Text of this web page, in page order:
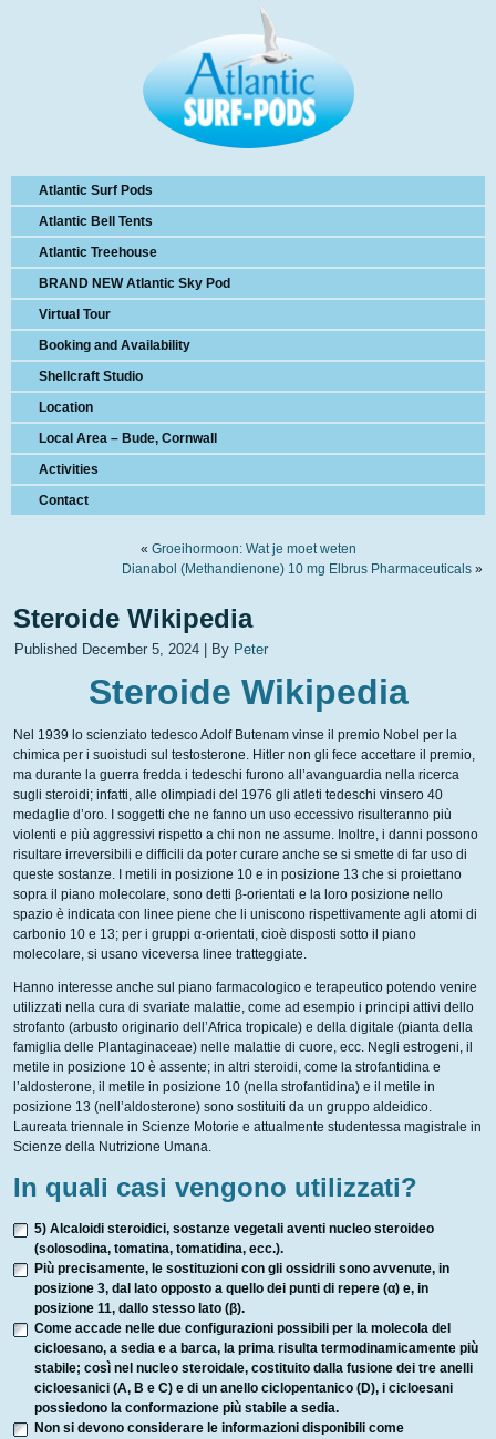
Atlantic Surf Pods
Atlantic Bell Tents
Atlantic Treehouse
BRAND NEW Atlantic Sky Pod
Virtual Tour
Booking and Availability
Shellcraft Studio
Location
Local Area – Bude, Cornwall
Activities
Contact
« Groeihormoon: Wat je moet weten
Dianabol (Methandienone) 10 mg Elbrus Pharmaceuticals »
Steroide Wikipedia
Published December 5, 2024 By Peter
Steroide Wikipedia
Nel 1939 lo scienziato tedesco Adolf Butenam vinse il premio Nobel per la
chimica per i suoistudi sul testosterone. Hitler non gli fece accettare il premio,
ma durante la guerra fredda i tedeschi furono all’avanguardia nella ricerca
sugli steroidi; infatti, alle olimpiadi del 1976 gli atleti tedeschi vinsero 40
medaglie d’oro. I soggetti che ne fanno un uso eccessivo risulteranno più
violenti e più aggressivi rispetto a chi non ne assume. Inoltre, i danni possono
risultare irreversibili e difficili da poter curare anche se si smette di far uso di
queste sostanze. I metili in posizione 10 e in posizione 13 che si proiettano
sopra il piano molecolare, sono detti β-orientati e la loro posizione nello
spazio è indicata con linee piene che li uniscono rispettivamente agli atomi di
carbonio 10 e 13; per i gruppi α-orientati, cioè disposti sotto il piano
molecolare, si usano viceversa linee tratteggiate.
Hanno interesse anche sul piano farmacologico e terapeutico potendo venire
utilizzati nella cura di svariate malattie, come ad esempio i principi attivi dello
strofanto (arbusto originario dell’Africa tropicale) e della digitale (pianta della
famiglia delle Plantaginaceae) nelle malattie di cuore, ecc. Negli estrogeni, il
metile in posizione 10 è assente; in altri steroidi, come la strofantidina e
l’aldosterone, il metile in posizione 10 (nella strofantidina) e il metile in
posizione 13 (nell’aldosterone) sono sostituiti da un gruppo aldeidico.
Laureata triennale in Scienze Motorie e attualmente studentessa magistrale in
Scienze della Nutrizione Umana.
In quali casi vengono utilizzati?
5) Alcaloidi steroidici, sostanze vegetali aventi nucleo steroideo
(solosodina, tomatina, tomatidina, ecc.).
Più precisamente, le sostituzioni con gli ossidrili sono avvenute, in
posizione 3, dal lato opposto a quello dei punti di repere (α) e, in
posizione 11, dallo stesso lato (β).
Come accade nelle due configurazioni possibili per la molecola del
cicloesano, a sedia e a barca, la prima risulta termodinamicamente più
stabile; così nel nucleo steroidale, costituito dalla fusione dei tre anelli
cicloesanici (A, B e C) e di un anello ciclopentanico (D), i cicloesani
possiedono la conformazione più stabile a sedia.
Non si devono considerare le informazioni disponibili come